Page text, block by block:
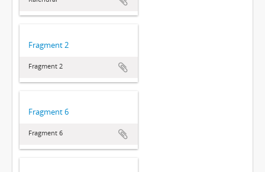
Fragment 2
Fragment 2
Fragment 6
Fragment 6